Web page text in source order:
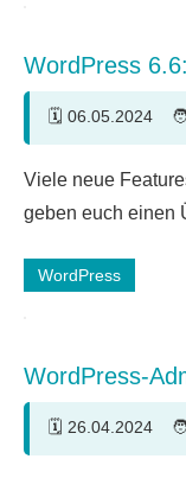
WordPress
06.05.2024
Kommentare
Viele neue
geben euch einen
WordPress
WordPress-
26.04.2024